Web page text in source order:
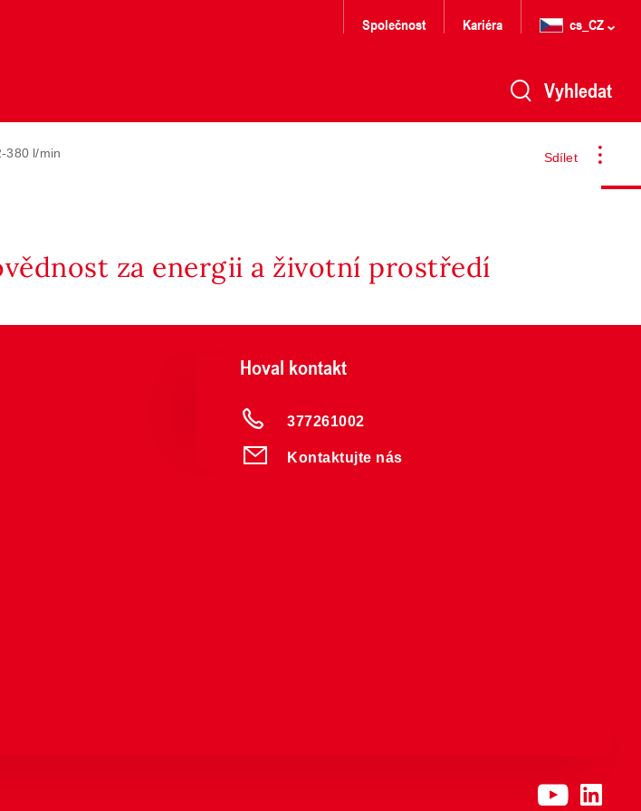
Společnost Kariéra cs_CZ
Vyhledat
Sdílet
380 l/min
za energii a životní prostředí
Hoval kontakt
377261002
Kontaktujte nás